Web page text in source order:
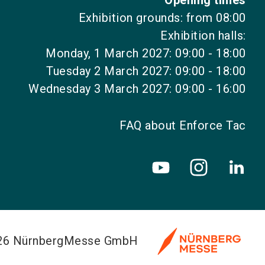
Exhibition grounds: from 08:00
Exhibition halls:
Monday, 1 March 2027: 09:00 - 18:00
Tuesday 2 March 2027: 09:00 - 18:00
Wednesday 3 March 2027: 09:00 - 16:00
FAQ about Enforce Tac
NürnbergMesse GmbH